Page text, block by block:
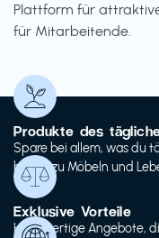
Plattform für
für Mitarbeitende.
Produkte des
Spare bei allem, was du
bis hin zu Möbeln und
Exklusive Vorteile
Hochwertige Angebote,